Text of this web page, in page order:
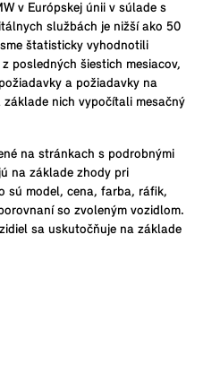
v Európskej únii v súlade s
službách je nižší ako 50
štatisticky vyhodnotili
posledných šiestich mesiacov,
a požiadavky na
nich vypočítali mesačný
na stránkach s podrobnými
na základe zhody pri
sú model, cena, farba, ráfik,
so zvoleným vozidlom.
sa uskutočňuje na základe